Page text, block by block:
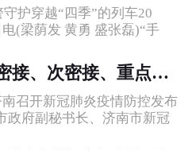
穿越“四季”的列车20
梁荫发 黄勇 盛张磊)“手
济南2名确诊病例的密接、次密接、重点人群已完成三轮核酸检测 结果均为阴性
召开新冠肺炎疫情防控发布
府副秘书长、济南市新冠